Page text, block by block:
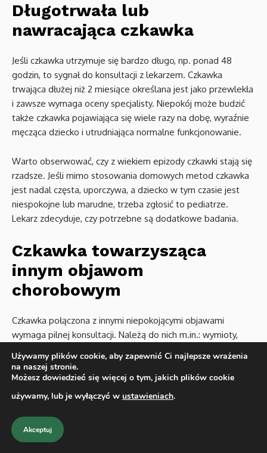
Długotrwała lub
nawracająca czkawka
Jeśli czkawka utrzymuje się bardzo długo, np. ponad 48
godzin, to sygnał do konsultacji z lekarzem. Czkawka
trwająca dłużej niż 2 miesiące określana jest jako przewlekła
i zawsze wymaga oceny specjalisty. Niepokój może budzić
także czkawka pojawiająca się wiele razy na dobę, wyraźnie
męcząca dziecko i utrudniająca normalne funkcjonowanie.
Warto obserwować, czy z wiekiem epizody czkawki stają się
rzadsze. Jeśli mimo stosowania domowych metod czkawka
jest nadal częsta, uporczywa, a dziecko w tym czasie jest
niespokojne lub marudne, trzeba zgłosić to pediatrze.
Lekarz zdecyduje, czy potrzebne są dodatkowe badania.
Czkawka towarzysząca
innym objawom
chorobowym
Czkawka połączona z innymi niepokojącymi objawami
wymaga pilnej konsultacji. Należą do nich m.in.: wymioty,
nadmierna drażliwość lub apatia, brak apetytu, słabe
przybieranie na wadze czy zaburzenia snu. Jeśli czkawka
utrudnia karmienie lub stale wybudza dziecko w nocy, także
Takie objawy mogą świadczyć o refluksie żołądkowo-
Używamy plików cookie, aby zapewnić Ci najlepsze wrażenia
na naszej stronie.
Możesz dowiedzieć się więcej o tym, jakich plików cookie
używamy, lub je wyłączyć w ustawieniach.
Akceptuj